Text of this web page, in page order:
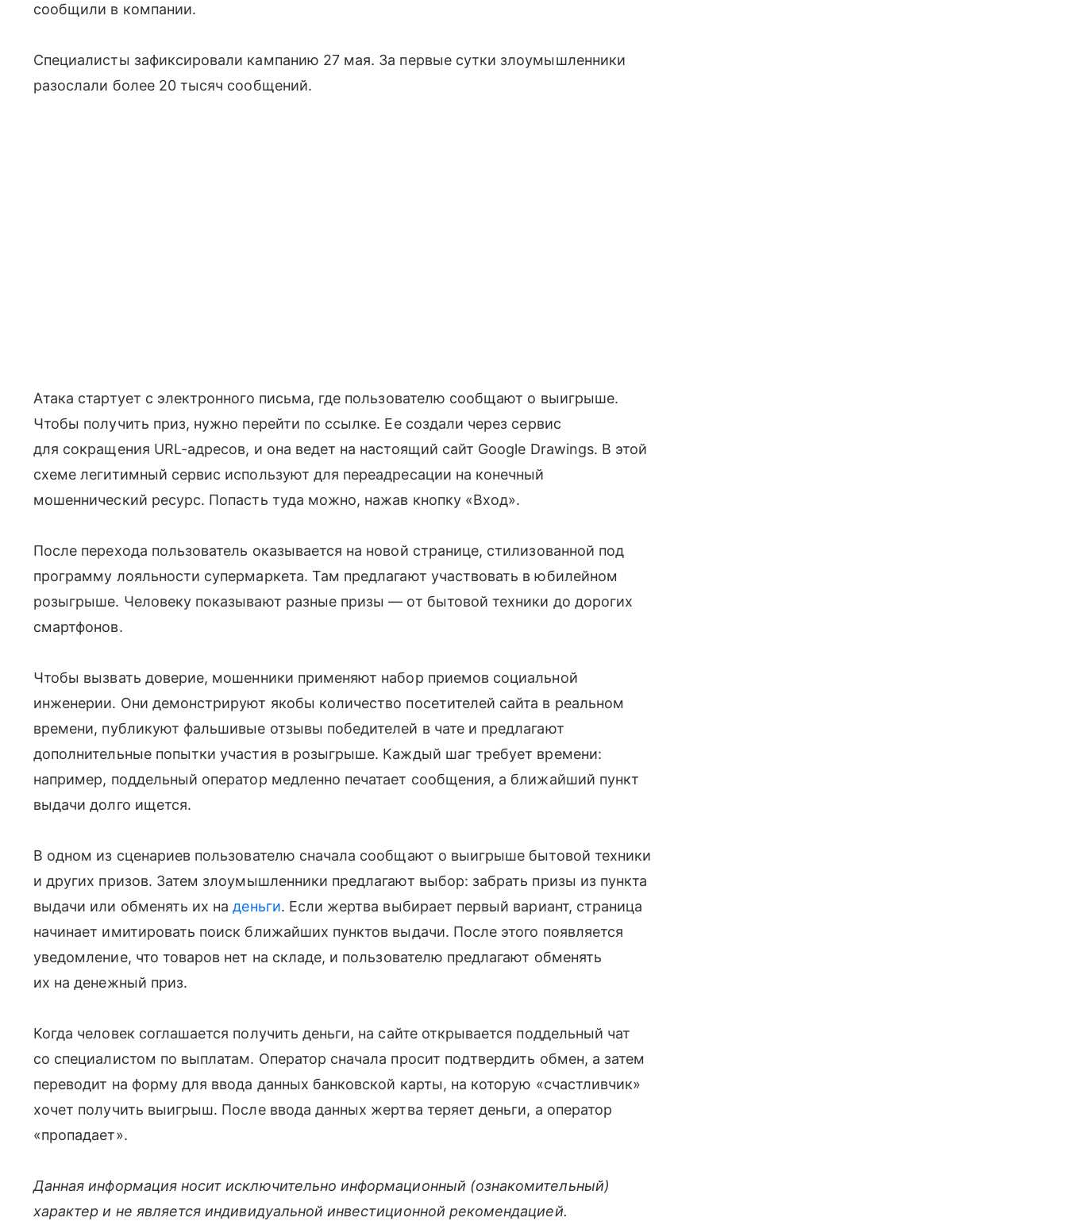
сообщили в компании.
Специалисты зафиксировали кампанию 27 мая. За первые сутки злоумышленники
разослали более 20 тысяч сообщений.
Атака стартует с электронного письма, где пользователю сообщают о выигрыше.
Чтобы получить приз, нужно перейти по ссылке. Ее создали через сервис
для сокращения URL-адресов, и она ведет на настоящий сайт Google Drawings. В этой
схеме легитимный сервис используют для переадресации на конечный
мошеннический ресурс. Попасть туда можно, нажав кнопку «Вход».
После перехода пользователь оказывается на новой странице, стилизованной под
программу лояльности супермаркета. Там предлагают участвовать в юбилейном
розыгрыше. Человеку показывают разные призы — от бытовой техники до дорогих
смартфонов.
Чтобы вызвать доверие, мошенники применяют набор приемов социальной
инженерии. Они демонстрируют якобы количество посетителей сайта в реальном
времени, публикуют фальшивые отзывы победителей в чате и предлагают
дополнительные попытки участия в розыгрыше. Каждый шаг требует времени:
например, поддельный оператор медленно печатает сообщения, а ближайший пункт
выдачи долго ищется.
В одном из сценариев пользователю сначала сообщают о выигрыше бытовой техники
и других призов. Затем злоумышленники предлагают выбор: забрать призы из пункта
выдачи или обменять их наденьги. Если жертва выбирает первый вариант, страница
начинает имитировать поиск ближайших пунктов выдачи. После этого появляется
уведомление, что товаров нет на складе, и пользователю предлагают обменять
их на денежный приз.
Когда человек соглашается получить деньги, на сайте открывается поддельный чат
со специалистом по выплатам. Оператор сначала просит подтвердить обмен, а затем
переводит на форму для ввода данных банковской карты, на которую «счастливчик»
хочет получить выигрыш. После ввода данных жертва теряет деньги, а оператор
«пропадает».
Данная информация носит исключительно информационный (ознакомительный)
характер и не является индивидуальной инвестиционной рекомендацией.